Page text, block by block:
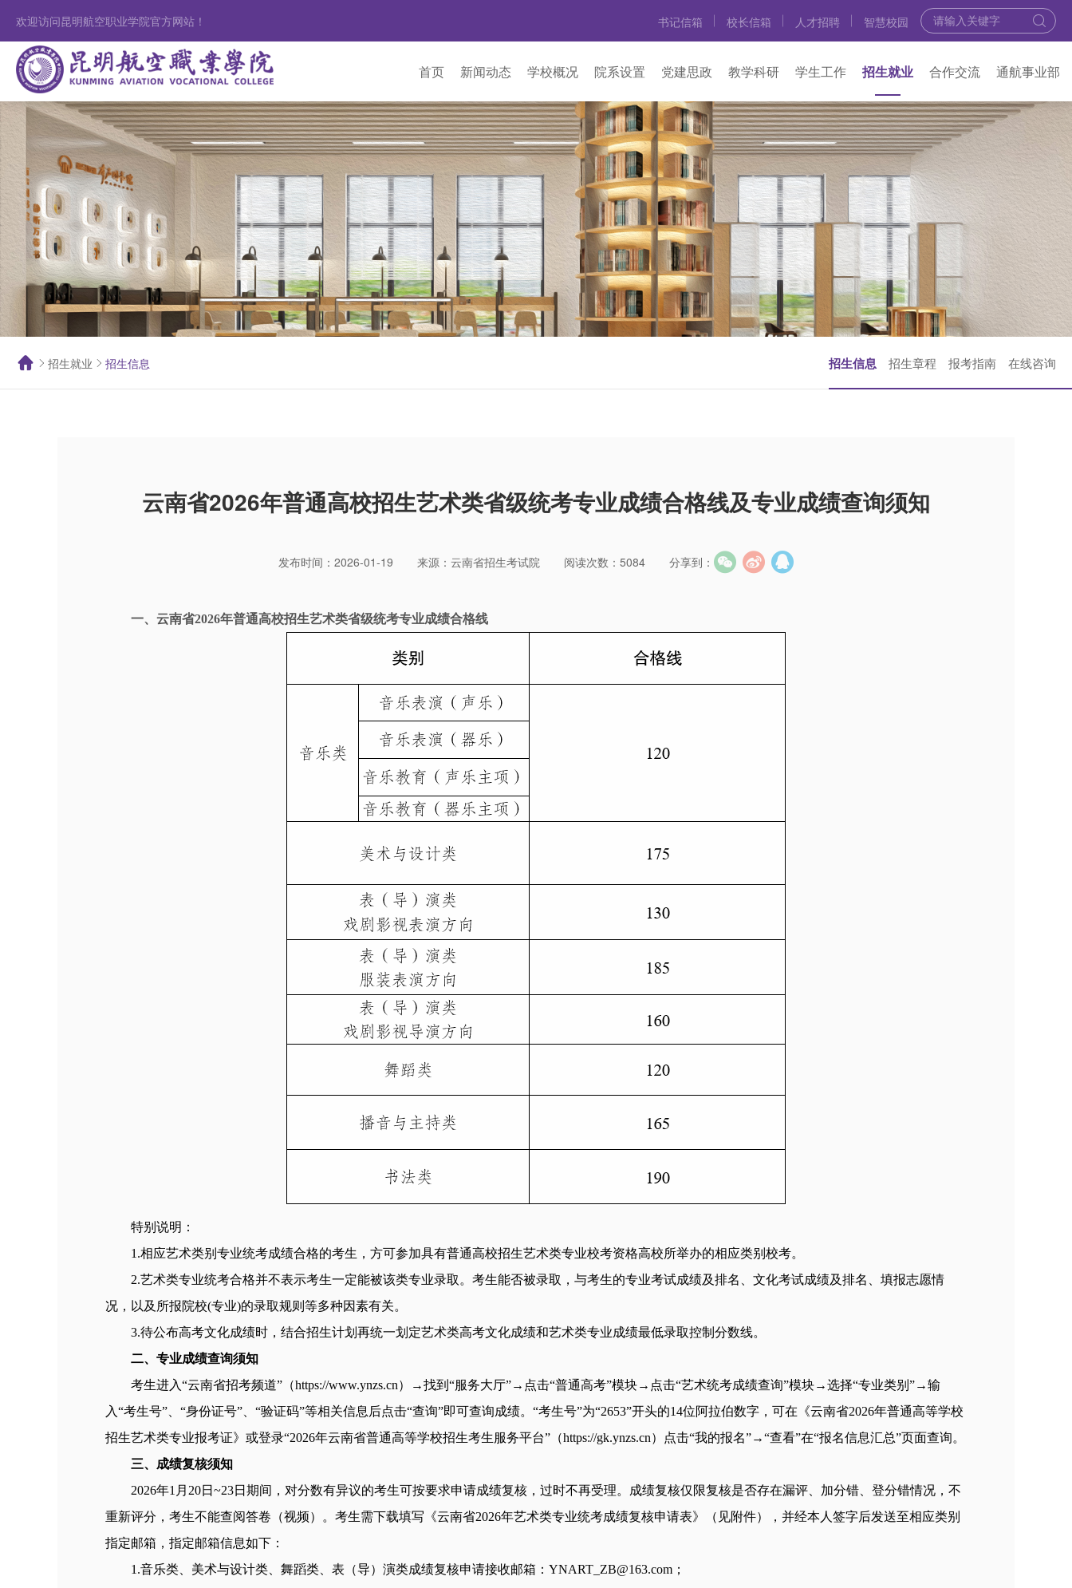
欢迎访问昆明航空职业学院官方网站！ 书记信箱 校长信箱 人才招聘 智慧校园
首页 新闻动态 学校概况 院系设置 党建思政 教学科研 学生工作 招生就业 合作交流 通航事业部
招生就业 招生信息 招生信息 招生章程 报考指南 在线咨询
云南省2026年普通高校招生艺术类省级统考专业成绩合格线及专业成绩查询须知
发布时间：2026-01-19 来源：云南省招生考试院 阅读次数：5084 分享到：
一、云南省2026年普通高校招生艺术类省级统考专业成绩合格线
特别说明：
1.相应艺术类别专业统考成绩合格的考生，方可参加具有普通高校招生艺术类专业校考资格高校所举办的相应类别校考。
2.艺术类专业统考合格并不表示考生一定能被该类专业录取。考生能否被录取，与考生的专业考试成绩及排名、文化考试成绩及排名、填报志愿情
况，以及所报院校(专业)的录取规则等多种因素有关。
3.待公布高考文化成绩时，结合招生计划再统一划定艺术类高考文化成绩和艺术类专业成绩最低录取控制分数线。
二、专业成绩查询须知
考生进入“云南省招考频道”（https://www.ynzs.cn）→找到“服务大厅”→点击“普通高考”模块→点击“艺术统考成绩查询”模块→选择“专业类别”→输
入“考生号”、“身份证号”、“验证码”等相关信息后点击“查询”即可查询成绩。“考生号”为“2653”开头的14位阿拉伯数字，可在《云南省2026年普通高等学校
招生艺术类专业报考证》或登录“2026年云南省普通高等学校招生考生服务平台”（https://gk.ynzs.cn）点击“我的报名”→“查看”在“报名信息汇总”页面查询。
三、成绩复核须知
2026年1月20日~23日期间，对分数有异议的考生可按要求申请成绩复核，过时不再受理。成绩复核仅限复核是否存在漏评、加分错、登分错情况，不
重新评分，考生不能查阅答卷（视频）。考生需下载填写《云南省2026年艺术类专业统考成绩复核申请表》（见附件），并经本人签字后发送至相应类别
指定邮箱，指定邮箱信息如下：
1.音乐类、美术与设计类、舞蹈类、表（导）演类成绩复核申请接收邮箱：YNART_ZB@163.com；